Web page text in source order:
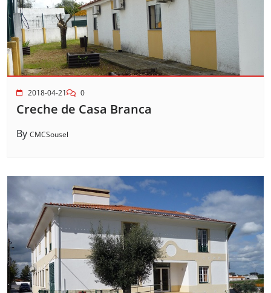
2018-04-21 0
Creche de Casa Branca
By CMCSousel